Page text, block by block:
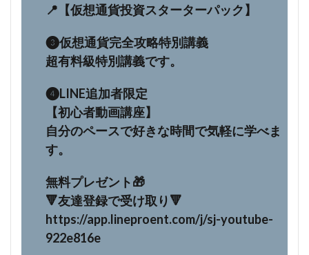
📍【仮想通貨投資スターターパック】
❸仮想通貨完全攻略特別講義
超有料級特別講義です。
❹LINE追加者限定
【初心者動画講座】
自分のペースで好きな時間で気軽に学べま
す。
無料プレゼント🎁
🔻友達登録で受け取り🔻
https://app.lineproent.com/j/sj-youtube-
922e816e